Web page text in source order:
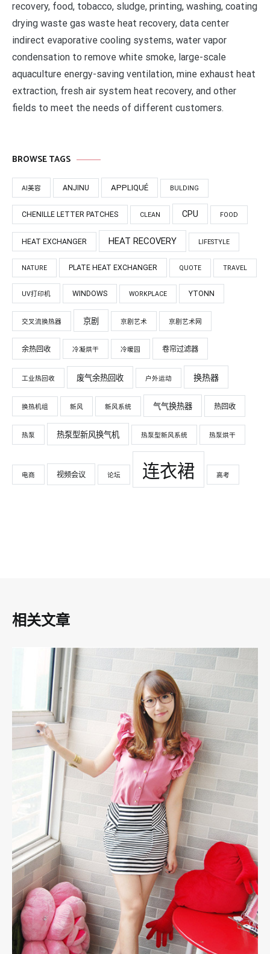
recovery, food, tobacco, sludge, printing, washing, coating
drying waste gas waste heat recovery, data center
indirect evaporative cooling systems, water vapor
condensation to remove white smoke, large-scale
aquaculture energy-saving ventilation, mine exhaust heat
extraction, fresh air system heat recovery, and other
fields to meet the needs of different customers.
BROWSE TAGS
AI美容 ANJINU APPLIQUÉ BULDING
CHENILLE LETTER PATCHES CLEAN CPU FOOD
HEAT EXCHANGER HEAT RECOVERY LIFESTYLE
NATURE PLATE HEAT EXCHANGER QUOTE TRAVEL
UV打印机 WINDOWS WORKPLACE YTONN
交叉流换热器 京剧 京剧艺术 京剧艺术网
余热回收 冷凝烘干 冷暖园 卷帘过滤器
工业热回收 废气余热回收 户外运动 换热器
换热机组 新风 新风系统 气气换热器 热回收
热泵 热泵型新风换气机 热泵型新风系统 热泵烘干
电商 视频会议 论坛 连衣裙 高考
相关文章